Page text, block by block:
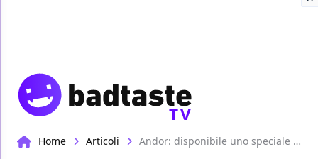
TV
Home Articoli Andor: disponibile uno speciale di dieci minuti per celebrare il Disney Plus Day